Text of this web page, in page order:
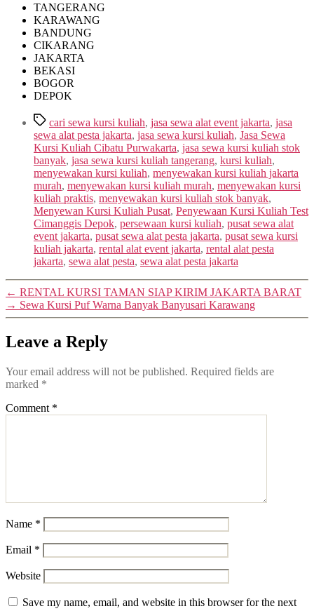
TANGERANG
KARAWANG
BANDUNG
CIKARANG
JAKARTA
BEKASI
BOGOR
DEPOK
Tagscari sewa kursi kuliah, jasa sewa alat event jakarta, jasa
sewa alat pesta jakarta, jasa sewa kursi kuliah, Jasa Sewa
Kursi Kuliah Cibatu Purwakarta, jasa sewa kursi kuliah stok
banyak, jasa sewa kursi kuliah tangerang, kursi kuliah,
menyewakan kursi kuliah, menyewakan kursi kuliah jakarta
murah, menyewakan kursi kuliah murah, menyewakan kursi
kuliah praktis, menyewakan kursi kuliah stok banyak,
Menyewan Kursi Kuliah Pusat, Penyewaan Kursi Kuliah Test
Cimanggis Depok, persewaan kursi kuliah, pusat sewa alat
event jakarta, pusat sewa alat pesta jakarta, pusat sewa kursi
kuliah jakarta, rental alat event jakarta, rental alat pesta
jakarta, sewa alat pesta, sewa alat pesta jakarta
← RENTAL KURSI TAMAN SIAP KIRIM JAKARTA BARAT
→ Sewa Kursi Puf Warna Banyak Banyusari Karawang
Leave a Reply
Your email address will not be published. Required fields are
marked *
Comment *
Name *
Email *
Website
Save my name, email, and website in this browser for the next